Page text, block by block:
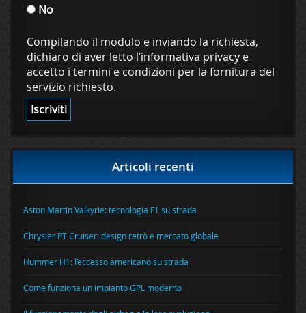
No
Compilando il modulo e inviando la richiesta,
dichiaro di aver letto l’informativa privacy e
accetto i termini e condizioni per la fornitura del
servizio richiesto.
Articoli recenti
Aston Martin Valkyrie: tecnologia F1 su strada
Chrysler PT Cruiser: design retrò e mercato globale
Hummer H1: l’eccesso americano su strada
Come funziona un impianto GPL moderno